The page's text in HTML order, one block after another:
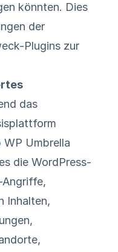
könnten. Dies
der
Plugins zur
das
Umbrella
die WordPress-
Inhalten,